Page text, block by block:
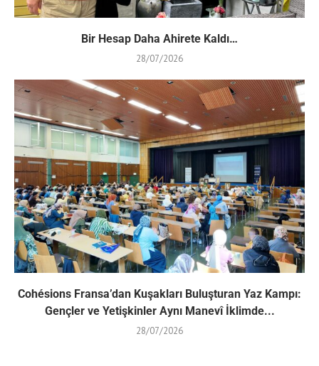
Bir Hesap Daha Ahirete Kaldı…
28/07/2026
Cohésions Fransa’dan Kuşakları Buluşturan Yaz Kampı:
Gençler ve Yetişkinler Aynı Manevî İklimde...
28/07/2026